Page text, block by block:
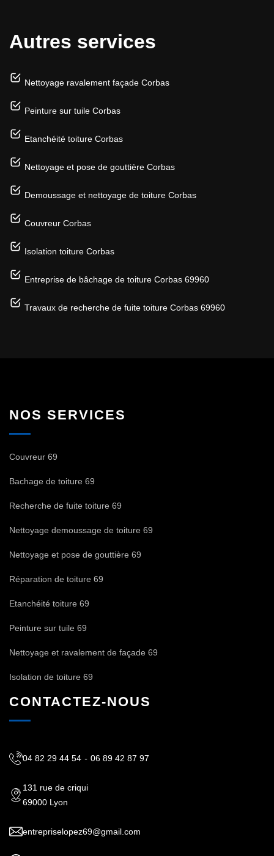
Autres services
Nettoyage ravalement façade Corbas
Peinture sur tuile Corbas
Etanchéité toiture Corbas
Nettoyage et pose de gouttière Corbas
Demoussage et nettoyage de toiture Corbas
Couvreur Corbas
Isolation toiture Corbas
Entreprise de bâchage de toiture Corbas 69960
Travaux de recherche de fuite toiture Corbas 69960
NOS SERVICES
Couvreur 69
Bachage de toiture 69
Recherche de fuite toiture 69
Nettoyage demoussage de toiture 69
Nettoyage et pose de gouttière 69
Réparation de toiture 69
Etanchéité toiture 69
Peinture sur tuile 69
Nettoyage et ravalement de façade 69
Isolation de toiture 69
CONTACTEZ-NOUS
04 82 29 44 54 - 06 89 42 87 97
131 rue de criqui
69000 Lyon
entrepriselopez69@gmail.com